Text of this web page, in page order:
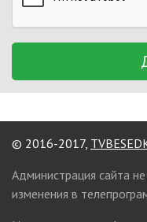
© 2016-2017,
Администрация сайта
изменения в